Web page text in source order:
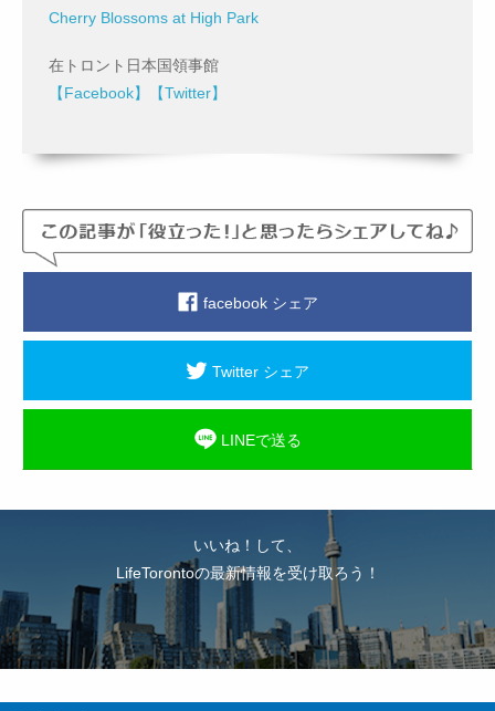
Cherry Blossoms at High Park
在トロント日本国領事館
【Facebook】
【Twitter】
facebook シェア
Twitter シェア
LINEで送る
いいね！して、
LifeTorontoの最新情報を受け取ろう！